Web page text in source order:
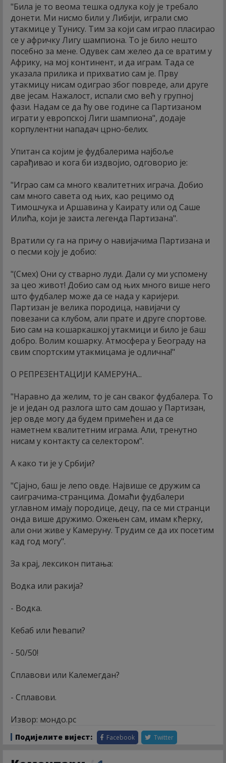
"Била је то веома тешка одлука коју је требало
донети. Ми нисмо били у Либији, играли смо
утакмице у Тунису. Тим за који сам играо пласирао
се у афричку Лигу шампиона. То је било нешто
посебно за мене. Одувек сам желео да се вратим у
Африку, на мој континент, и да играм. Тада се
указала прилика и прихватио сам је. Прву
утакмицу нисам одиграо због повреде, али друге
две јесам. Нажалост, испали смо већ у групној
фази. Надам се да ћу ове године са Партизаном
играти у европској Лиги шампиона", додаје
корпулентни нападач црно-белих.
Упитан са којим је фудбалерима најбоље
сарађивао и кога би издвојио, одговорио је:
"Играо сам са много квалитетних играча. Добио
сам много савета од њих, као рецимо од
Тимошчука и Аршавина у Каирату или од Саше
Илића, који је заиста легенда Партизана".
Вратили су га на причу о навијачима Партизана и
о песми коју је добио:
"(Смех) Они су стварно луди. Дали су ми успомену
за цео живот! Добио сам од њих много више него
што фудбалер може да се нада у каријери.
Партизан је велика породица, навијачи су
повезани са клубом, али прате и друге спортове.
Био сам на кошаркашкој утакмици и било је баш
добро. Волим кошарку. Атмосфера у Београду на
свим спортским утакмицама је одлична!"
О РЕПРЕЗЕНТАЦИЈИ КАМЕРУНА...
"Наравно да желим, то је сан сваког фудбалера. То
је и један од разлога што сам дошао у Партизан,
јер овде могу да будем примећен и да се
наметнем квалитетним играма. Али, тренутно
нисам у контакту са селектором".
А како ти је у Србији?
"Сјајно, баш је лепо овде. Највише се дружим са
саиграчима-странцима. Домаћи фудбалери
углавном имају породице, децу, па се ми странци
онда више дружимо. Ожењен сам, имам кћерку,
али они живе у Камеруну. Трудим се да их посетим
кад год могу".
За крај, лексикон питања:
Водка или ракија?
- Водка.
Кебаб или ћевапи?
- 50/50!
Сплавови или Калемегдан?
- Сплавови.
Извор: мондо.рс
Подијелите вијест: Facebook Twitter